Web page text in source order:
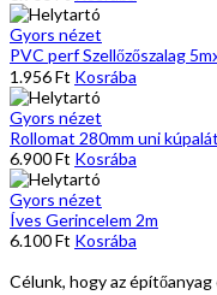
Gyors nézet
PVC perf Szellőzőszalag
1.956Ft Kosrába
Gyors nézet
Rollomat 280mm uni
6.900Ft Kosrába
Gyors nézet
Íves Gerincelem 2m
6.100Ft Kosrába
Célunk, hogy az